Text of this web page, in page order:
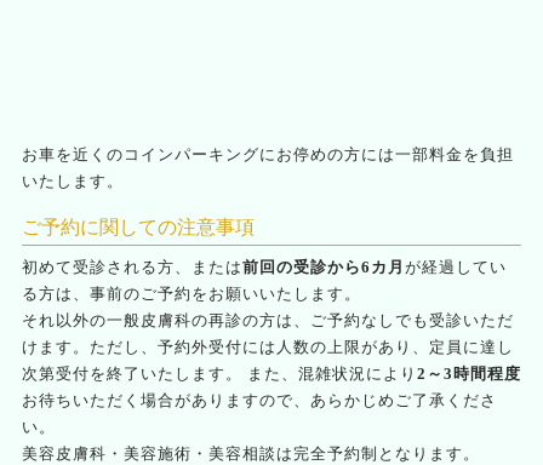
お車を近くのコインパーキングにお停めの方には一部料金を負担
いたします。
ご予約に関しての注意事項
初めて受診される方、または前回の受診から6カ月 が経過してい
る方は、事前のご予約をお願いいたします。
それ以外の一般皮膚科の再診の方は、ご予約なしでも受診いただ
けます。ただし、予約外受付には人数の上限があり、定員に達し
次第受付を終了いたします。 また、混雑状況により 2～3時間程度
お待ちいただく場合がありますので、あらかじめご了承くださ
い。
美容皮膚科・美容施術・美容相談は完全予約制となります。